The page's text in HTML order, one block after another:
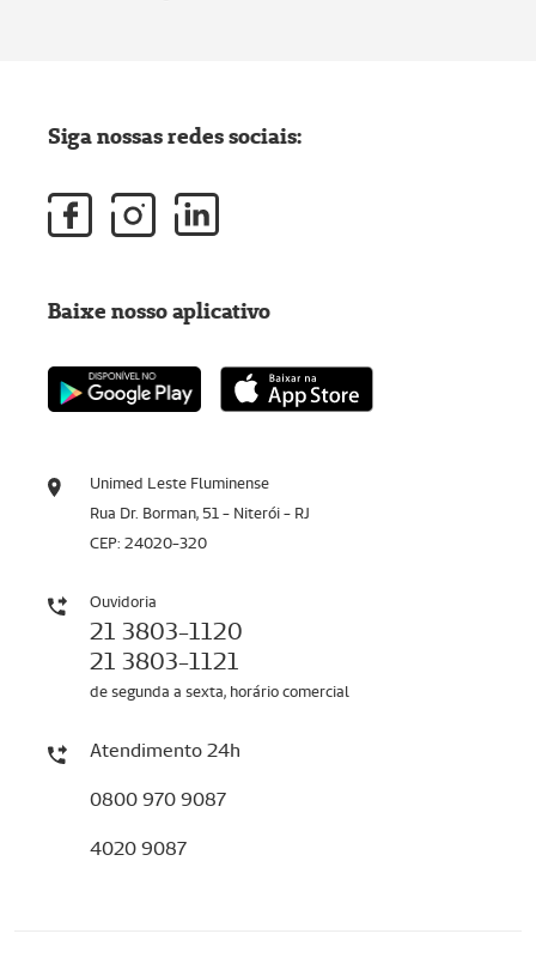
Unimed Leste Fluminense
Rua Dr. Borman, 51 - Niterói - RJ
CEP: 24020-320
Ouvidoria
21 3803-1120
21 3803-1121
de segunda a sexta, horário comercial
Atendimento 24h
0800 970 9087
4020 9087
Siga nossas redes sociais:
Baixe nosso aplicativo